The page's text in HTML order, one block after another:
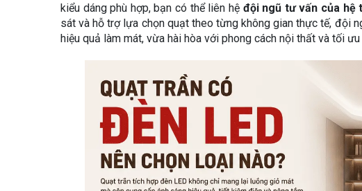
kiểu dáng phù hợp, bạn có thể liên hệ đội ngũ tư vấn của hệ
sát và hỗ trợ lựa chọn quạt theo từng không gian thực tế, đội
hiệu quả làm mát, vừa hài hòa với phong cách nội thất và tối